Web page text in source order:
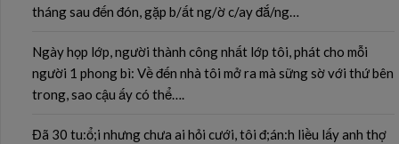
tháng sau đến đón, gặp b/ất ng/ờ c/ay đắ/ng…
Ngày họp lớp, người thành công nhất lớp tôi, phát cho mỗi
người 1 phong bì: Về đến nhà tôi mở ra mà sững sờ với thứ bên
trong, sao cậu ấy có thể….
Đã 30 tu:ổ;i nhưng chưa ai hỏi cưới, tôi đ;án:h liều lấy anh thợ